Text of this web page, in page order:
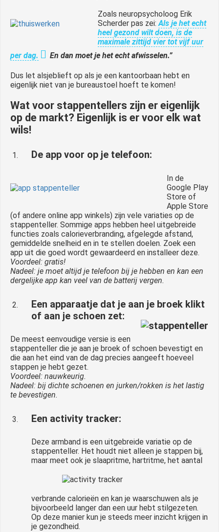
Zoals neuropsycholoog Erik
Scherder pas zei: Als je het echt
heel gezond wilt doen, is de
maximale zittijd vier tot vijf uur
per dag.
En dan moet je het echt afwisselen.”
Dus let alsjeblieft op als je een kantoorbaan hebt en
eigenlijk niet van je bureaustoel hoeft te komen!
Wat voor stappentellers zijn er eigenlijk
op de markt? Eigenlijk is er voor elk wat
wils!
De app voor op je telefoon:
In de
Google Play
Store of
Apple Store
(of andere online app winkels) zijn vele variaties op de
stappenteller. Sommige apps hebben heel uitgebreide
functies zoals calorieverbranding, afgelegde afstand,
gemiddelde snelheid en in te stellen doelen. Zoek een
app uit die goed wordt gewaardeerd en installeer deze.
Voordeel: gratis!
Nadeel: je moet altijd je telefoon bij je hebben en kan een
dergelijke app kan veel van de batterij vergen.
Een apparaatje dat je aan je broek klikt
of aan je schoen zet:
De meest eenvoudige versie is een
stappenteller die je aan je broek of schoen bevestigt en
die aan het eind van de dag precies aangeeft hoeveel
stappen je hebt gezet.
Voordeel: nauwkeurig.
Nadeel: bij dichte schoenen en jurken/rokken is het lastig
te bevestigen.
Een activity tracker:
Deze armband is een uitgebreide variatie op de
stappenteller. Het houdt niet alleen je stappen bij,
maar meetook je slaapritme, hartritme, het aantal
verbrande calorieën en kan je waarschuwen als je
bijvoorbeeld langer dan een uur hebt stilgezeten.
Op deze manier kun je steeds meer inzicht krijgen in
je gezondheid.